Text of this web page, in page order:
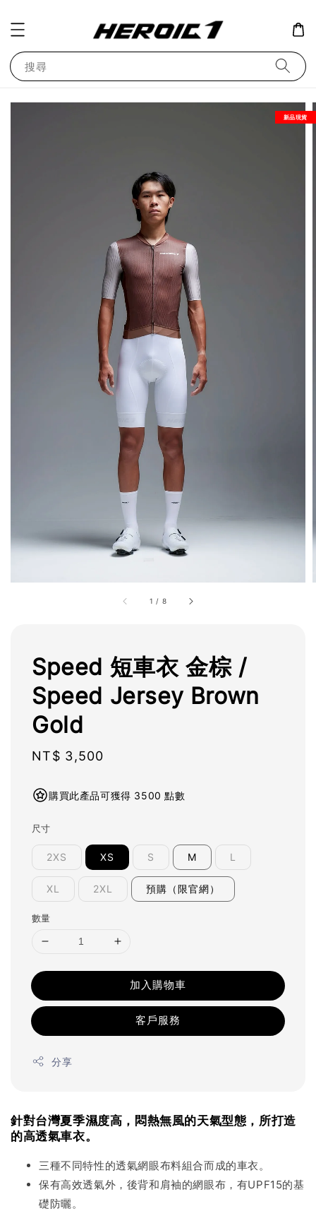
搜尋
1 / 8
新品現貨
Speed 短車衣 金棕 /
Speed Jersey Brown
Gold
Regular
NT$ 3,500
購買此產品可獲得 3500 點數
尺寸
2XS XS S M L
XL 2XL 預購（限官網）
數量
加入購物車
客戶服務
分享
針對台灣夏季濕度高，悶熱無風的天氣型態，所打造
的高透氣車衣。
三種不同特性的透氣網眼布料組合而成的車衣。
保有高效透氣外，後背和肩袖的網眼布，有UPF15的基
礎防曬。